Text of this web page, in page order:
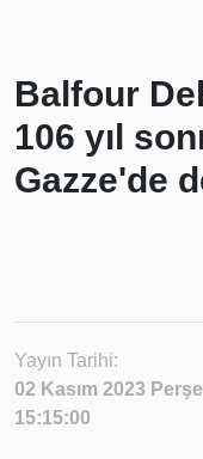
Balfour
106 yıl
Gazze'de
Yayın Tarihi:
02 Kasım 2023
15:15:00